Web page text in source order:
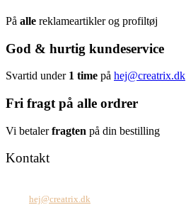
På alle reklameartikler og profiltøj
God & hurtig kundeservice
Svartid under 1 time på hej@creatrix.dk
Fri fragt på alle ordrer
Vi betalerfragten på din bestilling
Kontakt
hej@creatrix.dk